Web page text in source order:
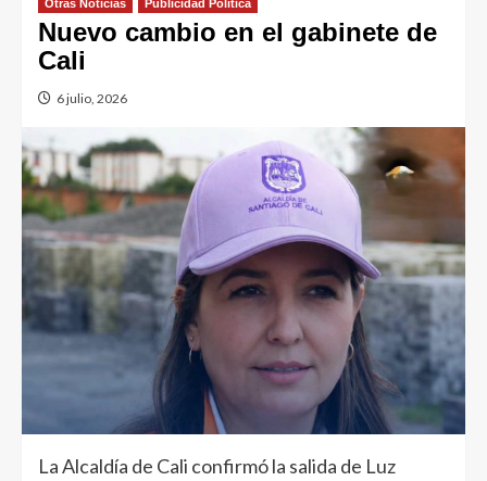
Otras Noticias Publicidad Política
Nuevo cambio en el gabinete de
Cali
6 julio, 2026
La Alcaldía de Cali confirmó la salida de Luz